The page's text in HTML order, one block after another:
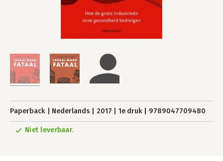
Paperback Nederlands 2017 1e druk 9789047709480
Niet leverbaar.